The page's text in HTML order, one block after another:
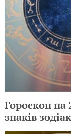
Гороскоп на
знаків